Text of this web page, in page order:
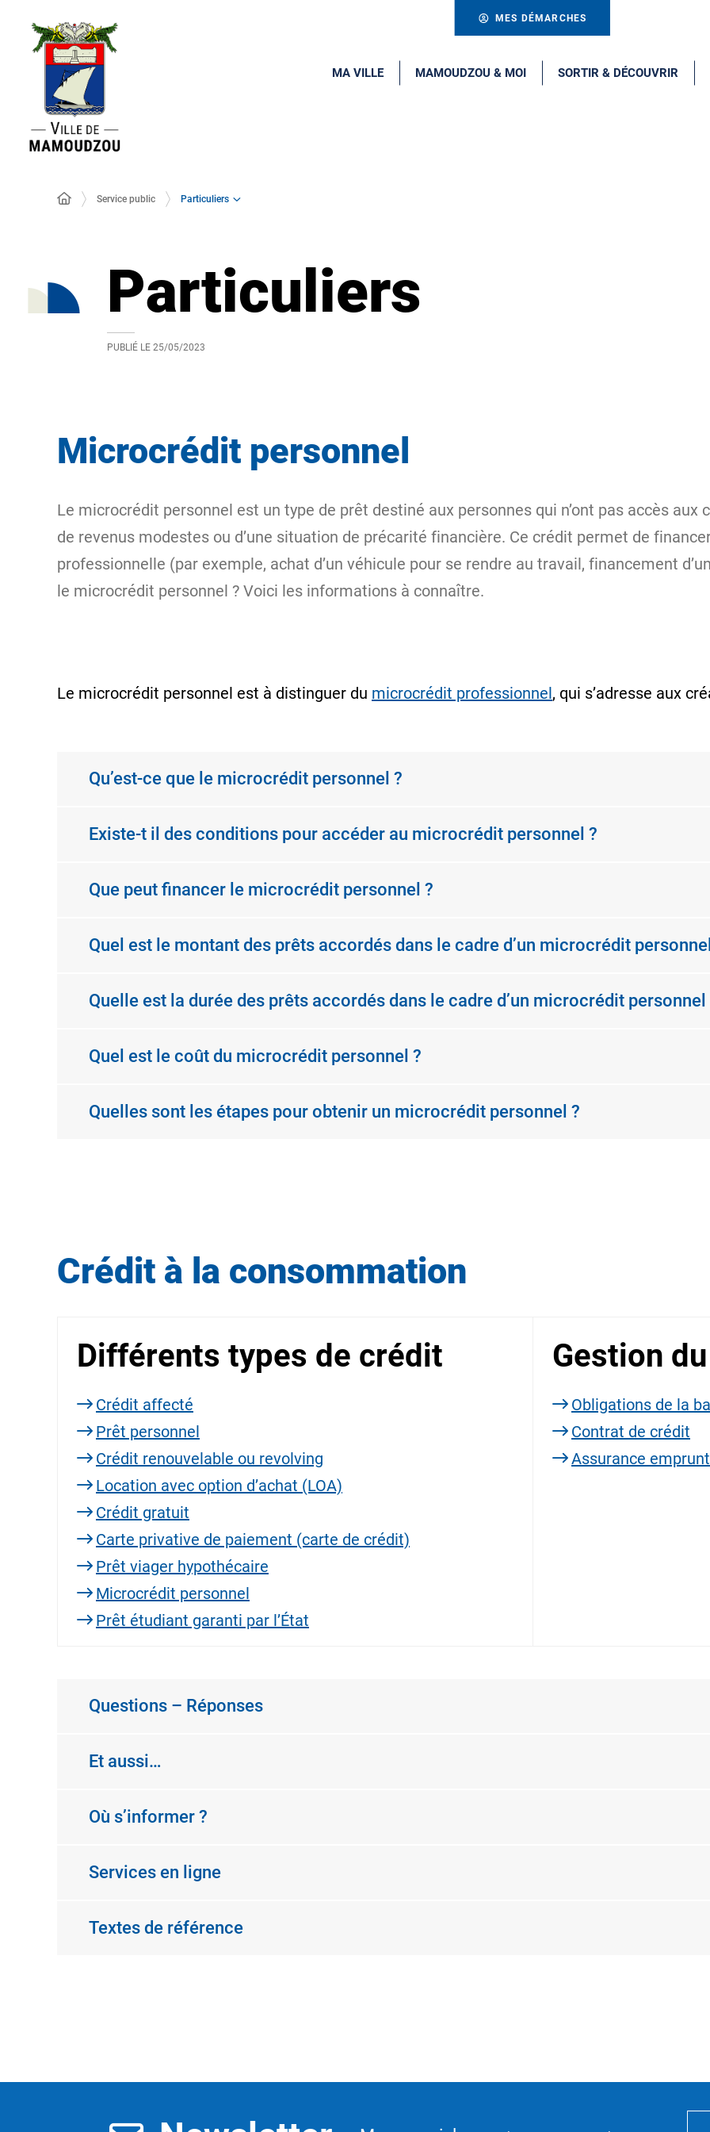
MES DÉMARCHES
MA VILLE MAMOUDZOU & MOI SORTIR & DÉCOUVRIR
Service public Particuliers
Particuliers
PUBLIÉ LE 25/05/2023
Microcrédit personnel
Le microcrédit personnel est un type de prêt destiné aux personnes qui n’ont pas accès
de revenus modestes ou d’une situation de précarité financière. Ce crédit permet de
professionnelle (par exemple, achat d’un véhicule pour se rendre au travail, financement
le microcrédit personnel ? Voici les informations à connaître.
Le microcrédit personnel est à distinguer du microcrédit professionnel, qui s’adresse aux
Qu’est-ce que le microcrédit personnel ?
Existe-t il des conditions pour accéder au microcrédit personnel ?
Que peut financer le microcrédit personnel ?
Quel est le montant des prêts accordés dans le cadre d’un microcrédit
Quelle est la durée des prêts accordés dans le cadre d’un microcrédit personnel
Quel est le coût du microcrédit personnel ?
Quelles sont les étapes pour obtenir un microcrédit personnel ?
Crédit à la consommation
Différents types de crédit
Crédit affecté
Prêt personnel
Crédit renouvelable ou revolving
Location avec option d’achat (LOA)
Crédit gratuit
Carte privative de paiement (carte de crédit)
Prêt viager hypothécaire
Microcrédit personnel
Prêt étudiant garanti par l’État
Gestion
Obligations de la
Contrat de crédit
Assurance
Questions – Réponses
Et aussi…
Où s’informer ?
Services en ligne
Textes de référence